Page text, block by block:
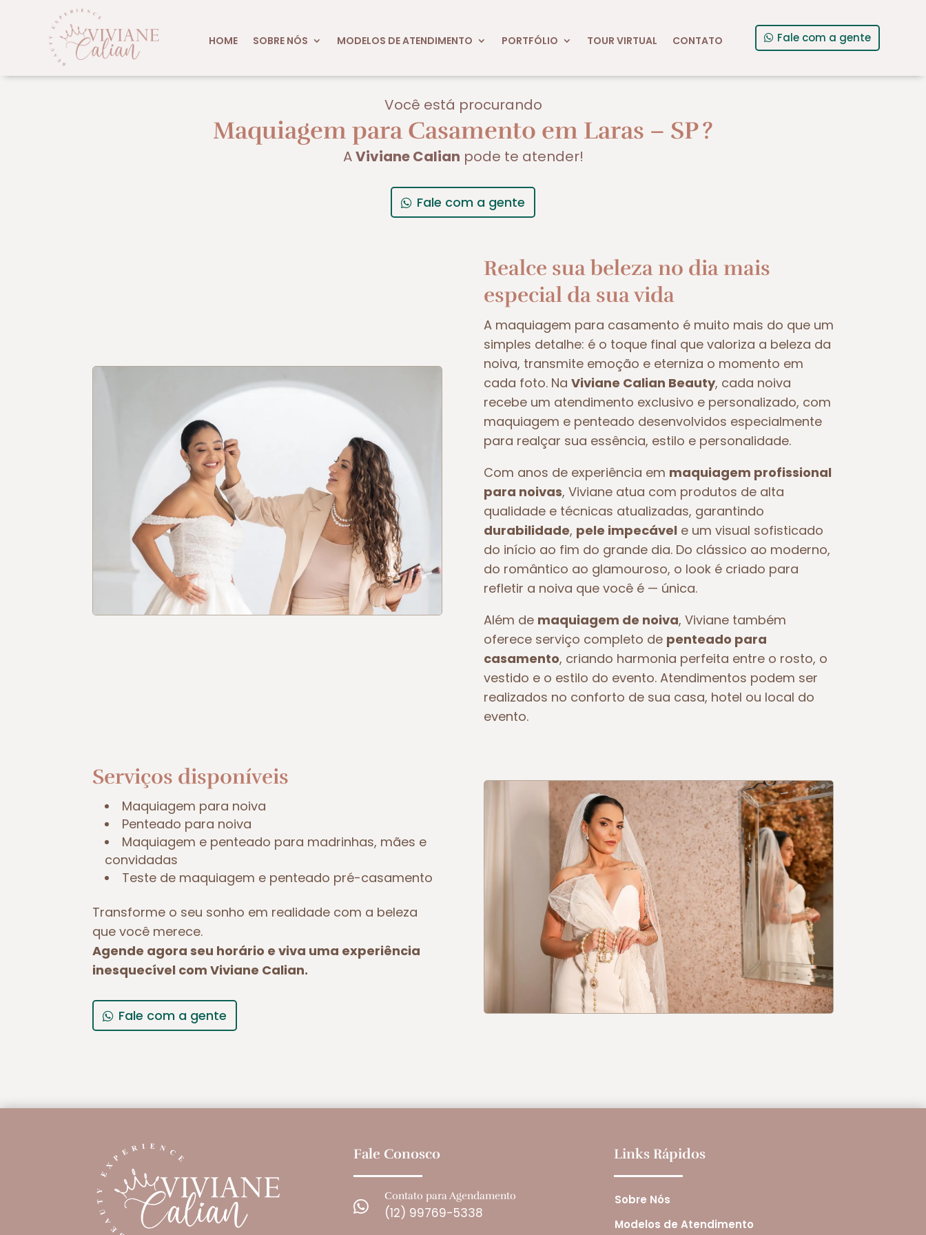
HOME SOBRE NÓS MODELOS DE ATENDIMENTO PORTFÓLIO TOUR VIRTUAL CONTATO Fale com a gente
Você está procurando
Maquiagem para Casamento em Laras – SP?
AViviane Calian pode te atender!
Fale com a gente
Realce sua beleza no dia mais
especial da sua vida
A maquiagem para casamento é muito mais do que um
simples detalhe: é o toque final que valoriza a beleza da
noiva, transmite emoção e eterniza o momento em
cada foto. Na Viviane Calian Beauty, cada noiva
recebe um atendimento exclusivo e personalizado, com
maquiagem e penteado desenvolvidos especialmente
para realçar sua essência, estilo e personalidade.
Com anos de experiência em maquiagem profissional
para noivas, Viviane atua com produtos de alta
qualidade e técnicas atualizadas, garantindo
durabilidade, pele impecável e um visual sofisticado
do início ao fim do grande dia. Do clássico ao moderno,
do romântico ao glamouroso, o look é criado para
refletir a noiva que você é — única.
Além de maquiagem de noiva, Viviane também
oferece serviço completo de penteado para
casamento, criando harmonia perfeita entre o rosto, o
vestido e o estilo do evento. Atendimentos podem ser
realizados no conforto de sua casa, hotel ou local do
evento.
Serviços disponíveis
Maquiagem para noiva
Penteado para noiva
Maquiagem e penteado para madrinhas, mães e
convidadas
Teste de maquiagem e penteado pré-casamento
Transforme o seu sonho em realidade com a beleza
que você merece.
Agende agora seu horário e viva uma experiência
inesquecível com Viviane Calian.
Fale com a gente
Fale Conosco

Contato para Agendamento
(12) 99769-5338
Links Rápidos
Sobre Nós
Modelos de Atendimento